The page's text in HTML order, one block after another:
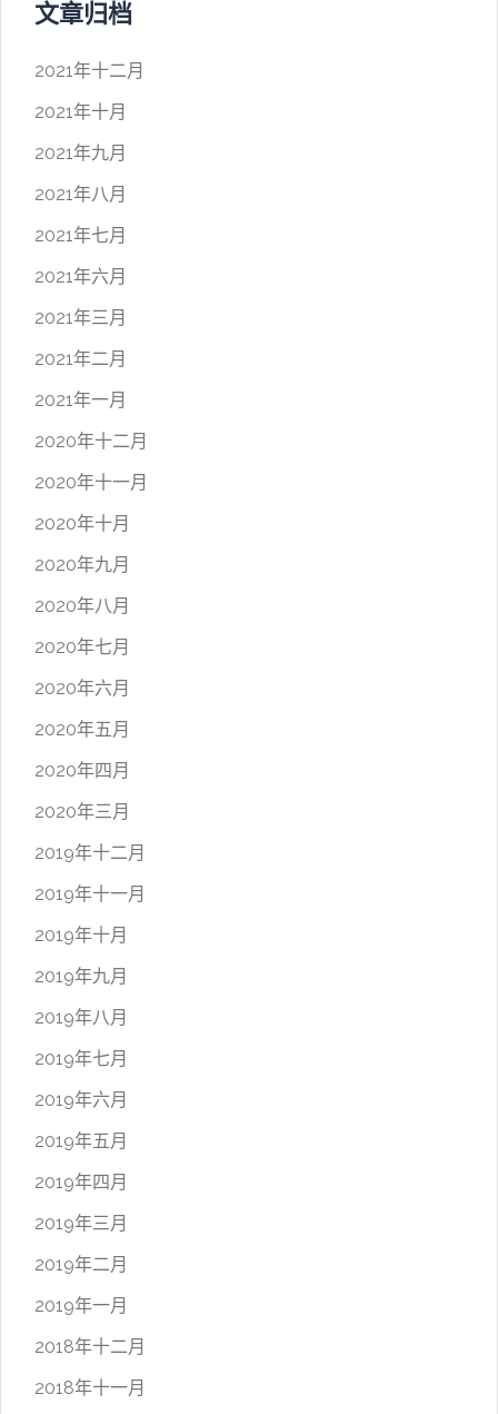
文章归档
2021年十二月
2021年十月
2021年九月
2021年八月
2021年七月
2021年六月
2021年三月
2021年二月
2021年一月
2020年十二月
2020年十一月
2020年十月
2020年九月
2020年八月
2020年七月
2020年六月
2020年五月
2020年四月
2020年三月
2019年十二月
2019年十一月
2019年十月
2019年九月
2019年八月
2019年七月
2019年六月
2019年五月
2019年四月
2019年三月
2019年二月
2019年一月
2018年十二月
2018年十一月